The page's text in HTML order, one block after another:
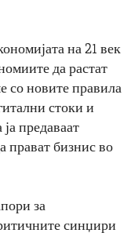
на 21 век
да растат
со новите правила
стоки и
предаваат
прават бизнис во
за
синџири